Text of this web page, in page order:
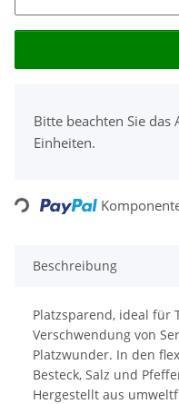
Bitte beachten Sie
Einheiten.
Loading...
Beschreibung
Platzsparend, ideal für
Verschwendung von
Platzwunder. In den
Besteck, Salz und
Hergestellt aus